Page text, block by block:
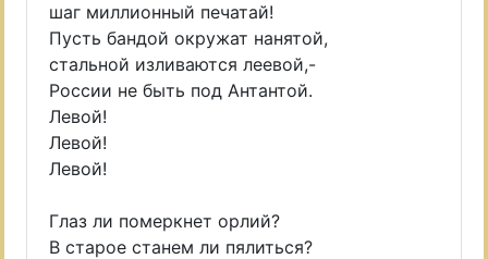
шаг миллионный печатай!
Пусть бандой окружат нанятой,
стальной изливаются леевой,-
России не быть под Антантой.
Левой!
Левой!
Левой!
Глаз ли померкнет орлий?
В старое станем ли пялиться?